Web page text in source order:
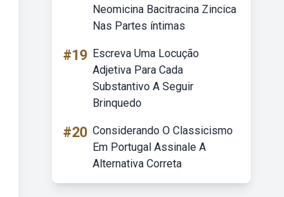
Neomicina Bacitracina Zincica
Nas Partes íntimas
#19 Escreva Uma Locução
Adjetiva Para Cada
Substantivo A Seguir
Brinquedo
#20 Considerando O Classicismo
Em Portugal Assinale A
Alternativa Correta